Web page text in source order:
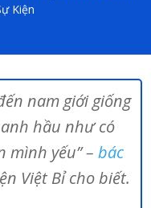
Kiện
nam giới giống
hầu như có
mình yếu” –bác
Việt Bỉ cho biết.